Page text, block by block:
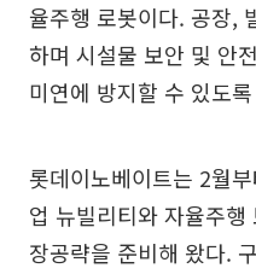
율주행 로봇이다. 공장,
하며 시설물 보안 및 안
미연에 방지할 수 있도
롯데이노베이트는 2월
업 뉴빌리티와 자율주
장공략을 준비해 왔다.